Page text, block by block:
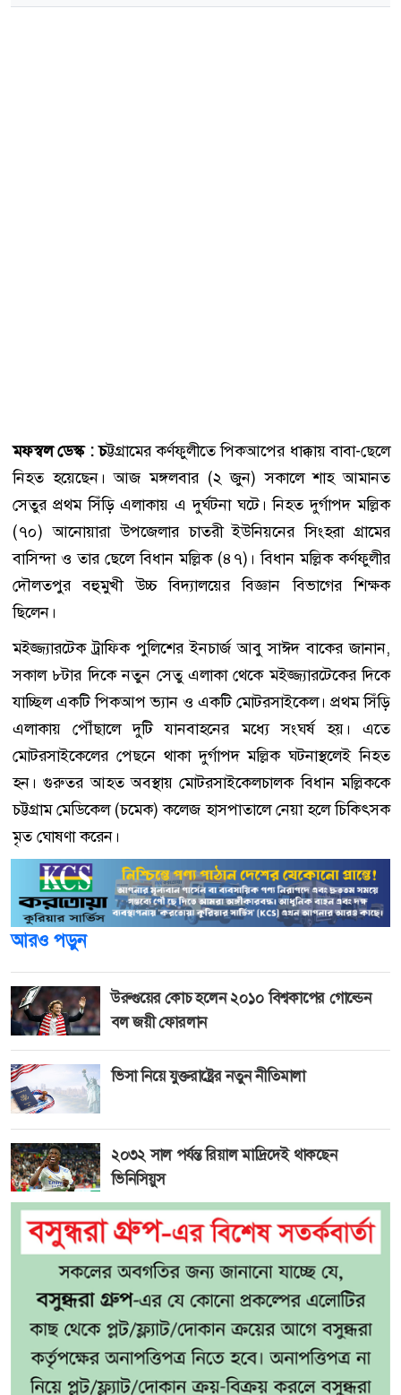
মফস্বল ডেস্ক : চট্টগ্রামের কর্ণফুলীতে পিকআপের ধাক্কায় বাবা-ছেলে
নিহত হয়েছেন। আজ মঙ্গলবার (২ জুন) সকালে শাহ আমানত
সেতুর প্রথম সিঁড়ি এলাকায় এ দুর্ঘটনা ঘটে। নিহত দুর্গাপদ মল্লিক
(৭০) আনোয়ারা উপজেলার চাতরী ইউনিয়নের সিংহরা গ্রামের
বাসিন্দা ও তার ছেলে বিধান মল্লিক (৪৭)। বিধান মল্লিক কর্ণফুলীর
দৌলতপুর বহুমুখী উচ্চ বিদ্যালয়ের বিজ্ঞান বিভাগের শিক্ষক
ছিলেন।
মইজ্জ্যারটেক ট্রাফিক পুলিশের ইনচার্জ আবু সাঈদ বাকের জানান,
সকাল ৮টার দিকে নতুন সেতু এলাকা থেকে মইজ্জ্যারটেকের দিকে
যাচ্ছিল একটি পিকআপ ভ্যান ও একটি মোটরসাইকেল। প্রথম সিঁড়ি
এলাকায় পৌঁছালে দুটি যানবাহনের মধ্যে সংঘর্ষ হয়। এতে
মোটরসাইকেলের পেছনে থাকা দুর্গাপদ মল্লিক ঘটনাস্থলেই নিহত
হন। গুরুতর আহত অবস্থায় মোটরসাইকেলচালক বিধান মল্লিককে
চট্টগ্রাম মেডিকেল (চমেক) কলেজ হাসপাতালে নেয়া হলে চিকিৎসক
মৃত ঘোষণা করেন।
আরও পড়ুন
উরুগুয়ের কোচ হলেন ২০১০ বিশ্বকাপের গোল্ডেন
বল জয়ী ফোরলান
ভিসা নিয়ে যুক্তরাষ্ট্রের নতুন নীতিমালা
২০৩২ সাল পর্যন্ত রিয়াল মাদ্রিদেই থাকছেন
ভিনিসিয়ুস